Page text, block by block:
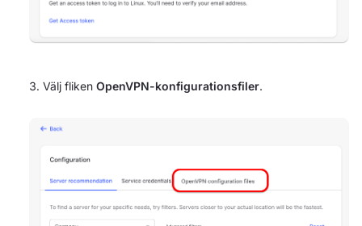
Välj fliken OpenVPN-konfigurationsfiler.